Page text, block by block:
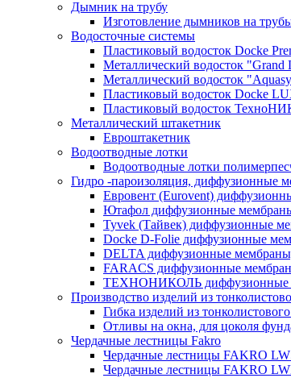
Дымник на трубу
Изготовление дымников на
Водосточные системы
Пластиковый водосток Docke
Металлический водосток
Металлический водосток
Пластиковый водосток Docke
Пластиковый водосток
Металлический штакетник
Евроштакетник
Водоотводные лотки
Водоотводные лотки
Гидро -пароизоляция, диффузионные
Евровент (Eurovent)
Ютафол диффузионные
Tyvek (Тайвек) диффузионные
Docke D-Folie диффузионные
DELTA диффузионные
FARACS диффузионные
ТЕХНОНИКОЛЬ диффузионные
Производство изделий из
Гибка изделий из
Отливы на окна, для цоколя
Чердачные лестницы Fakro
Чердачные лестницы FAKRO
Чердачные лестницы FAKRO